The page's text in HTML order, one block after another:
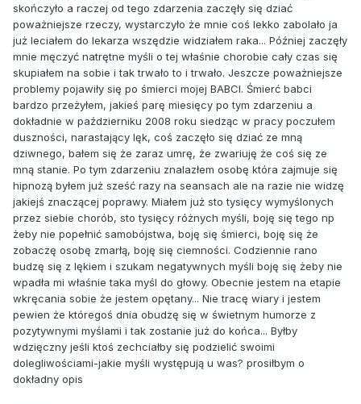
skończyło a raczej od tego zdarzenia zaczęły się dziać
poważniejsze rzeczy, wystarczyło że mnie coś lekko zabolało ja
już leciałem do lekarza wszędzie widziałem raka... Później zaczęły
mnie męczyć natrętne myśli o tej właśnie chorobie cały czas się
skupiałem na sobie i tak trwało to i trwało. Jeszcze poważniejsze
problemy pojawiły się po śmierci mojej BABCI. Śmierć babci
bardzo przeżyłem, jakieś parę miesięcy po tym zdarzeniu a
dokładnie w październiku 2008 roku siedząc w pracy poczułem
duszności, narastający lęk, coś zaczęło się dziać ze mną
dziwnego, bałem się że zaraz umrę, że zwariuję że coś się ze
mną stanie. Po tym zdarzeniu znalazłem osobę która zajmuje się
hipnozą byłem już sześć razy na seansach ale na razie nie widzę
jakiejś znaczącej poprawy. Miałem już sto tysięcy wymyślonych
przez siebie chorób, sto tysięcy różnych myśli, boję się tego np
żeby nie popełnić samobójstwa, boję się śmierci, boję się że
zobaczę osobę zmarłą, boję się ciemności. Codziennie rano
budzę się z lękiem i szukam negatywnych myśli boję się żeby nie
wpadła mi właśnie taka myśl do głowy. Obecnie jestem na etapie
wkręcania sobie że jestem opętany... Nie tracę wiary i jestem
pewien że któregoś dnia obudzę się w świetnym humorze z
pozytywnymi myślami i tak zostanie już do końca... Byłby
wdzięczny jeśli ktoś zechciałby się podzielić swoimi
dolegliwościami-jakie myśli występują u was? prosiłbym o
dokładny opis